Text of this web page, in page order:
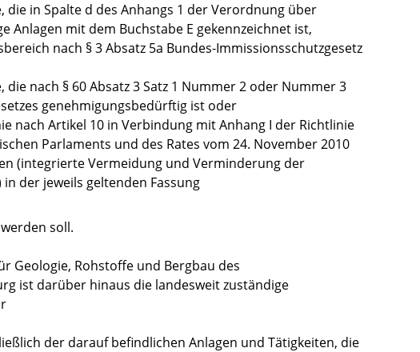
die in Spalte d des Anhangs 1 der Verordnung über
Anlagen mit dem Buchstabe E gekennzeichnet ist,
nach § 3 Absatz 5a Bundes-Immissionsschutzgesetz
die nach § 60 Absatz 3 Satz 1 Nummer 2 oder Nummer 3
genehmigungsbedürftig ist oder
nach Artikel 10 in Verbindung mit Anhang I der Richtlinie
Parlaments und des Rates vom 24. November 2010
(integrierte Vermeidung und Verminderung der
der jeweils geltenden Fassung
soll.
Geologie, Rohstoffe und Bergbau des
ist darüber hinaus die landesweit zuständige
der darauf befindlichen Anlagen und Tätigkeiten, die